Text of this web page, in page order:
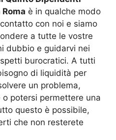
è in qualche modo
con noi e siamo
a tutte le vostre
dubbio e guidarvi nei
burocratici. A tutti
di liquidità per
un problema,
potersi permettere una
questo è possibile,
che non resterete